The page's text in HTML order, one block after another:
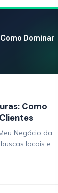
Dominar
Como
Negócio da
locais e